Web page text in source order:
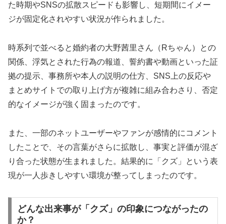
た時期やSNSの拡散スピードも影響し、短期間にイメー
ジが固定化されやすい状況が作られました。
時系列で並べると婚約者の大野茜里さん（Rちゃん）との
関係、浮気とされた行為の報道、誓約書や動画といった証
拠の提示、事務所や本人の説明の仕方、SNS上の反応や
まとめサイトでの取り上げ方が複雑に組み合わさり、否定
的なイメージが強く固まったのです。
また、一部のネットユーザーやファンが感情的にコメント
したことで、その言葉がさらに拡散し、事実と評価が混ざ
り合った状態が生まれました。結果的に「クズ」という表
現が一人歩きしやすい環境が整ってしまったのです。
どんな出来事が「クズ」の印象につながったの
か？